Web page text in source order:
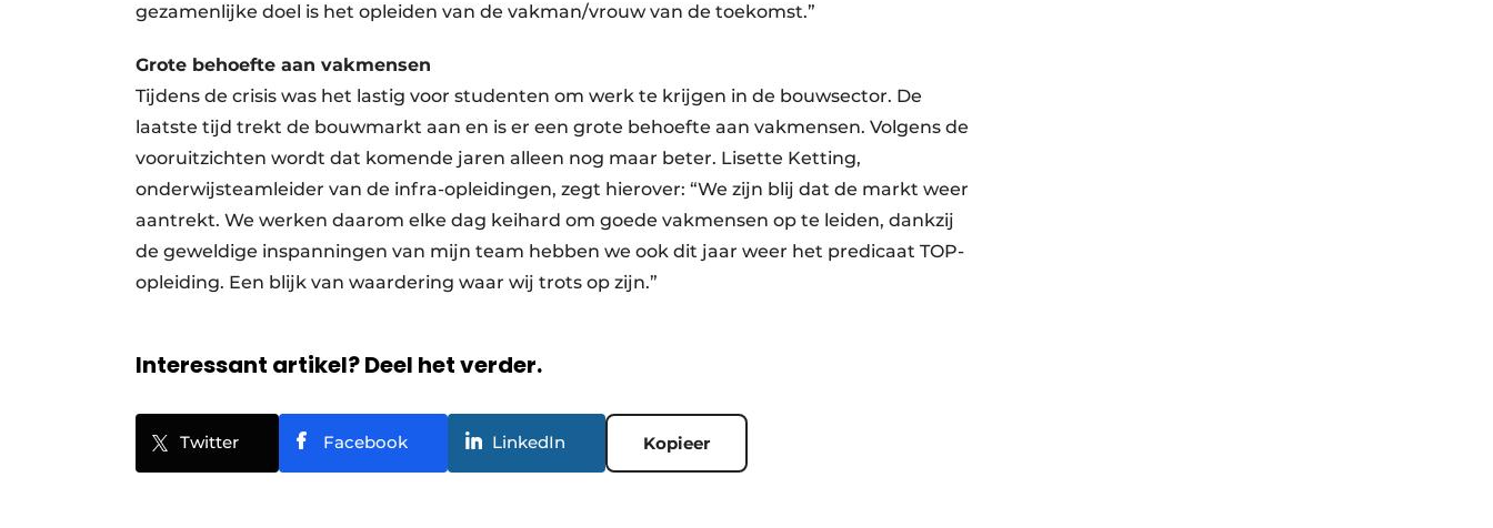
gezamenlijke doel is het opleiden van de vakman/vrouw van de toekomst.”
Grote behoefte aan vakmensen
Tijdens de crisis was het lastig voor studenten om werk te krijgen in de bouwsector. De
laatste tijd trekt de bouwmarkt aan en is er een grote behoefte aan vakmensen. Volgens de
vooruitzichten wordt dat komende jaren alleen nog maar beter. Lisette Ketting,
onderwijsteamleider van de infra-opleidingen, zegt hierover: “We zijn blij dat de markt weer
aantrekt. We werken daarom elke dag keihard om goede vakmensen op te leiden, dankzij
de geweldige inspanningen van mijn team hebben we ook dit jaar weer het predicaat TOP-
opleiding. Een blijk van waardering waar wij trots op zijn.”
Interessant artikel? Deel het verder.
Twitter Facebook LinkedIn Kopieer